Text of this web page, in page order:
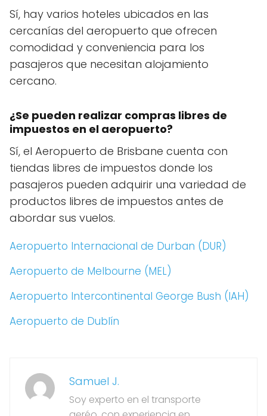
Sí, hay varios hoteles ubicados en las
cercanías del aeropuerto que ofrecen
comodidad y conveniencia para los
pasajeros que necesitan alojamiento
cercano.
¿Se pueden realizar compras libres de
impuestos en el aeropuerto?
Sí, el Aeropuerto de Brisbane cuenta con
tiendas libres de impuestos donde los
pasajeros pueden adquirir una variedad de
productos libres de impuestos antes de
abordar sus vuelos.
Aeropuerto Internacional de Durban (DUR)
Aeropuerto de Melbourne (MEL)
Aeropuerto Intercontinental George Bush (IAH)
Aeropuerto de Dublín
Samuel J.
Soy experto en el transporte